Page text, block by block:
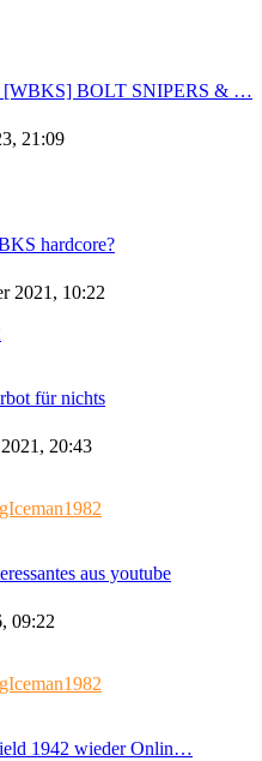
[WBKS] BOLT SNIPERS & …
21:09
hardcore?
2021, 10:22
für nichts
20:43
aus youtube
09:22
1942 wieder Onlin…